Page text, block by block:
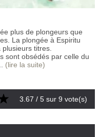
plus de plongeurs que
La plongée à Espiritu
titres.
sont obsédés par celle du
(lire la suite)
3.67 / 5 sur 9 vote(s)